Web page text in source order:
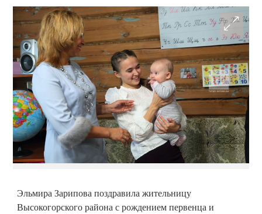
Эльмира Зарипова поздравила жительницу
Высокогорского района с рождением первенца и